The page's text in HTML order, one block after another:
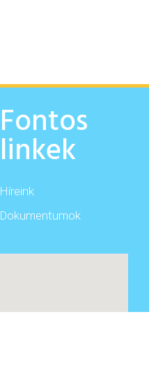
Fontos
linkek
Híreink
Dokumentumok